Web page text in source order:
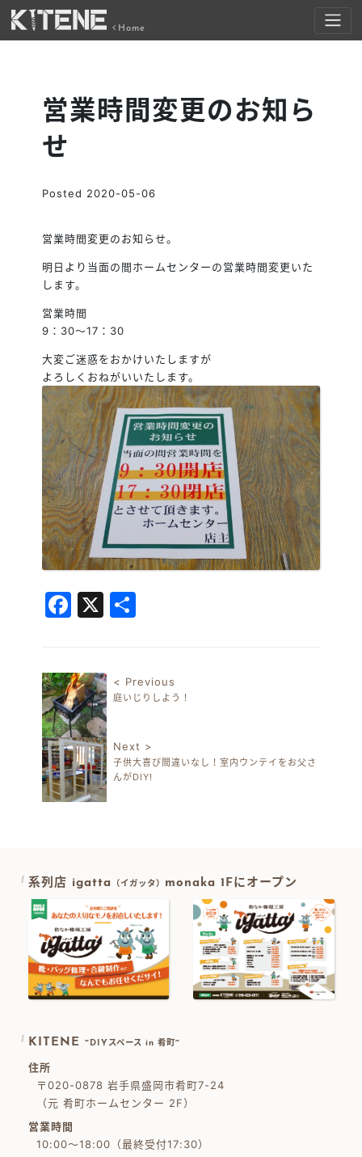
Home
営業時間変更のお知ら
せ
Posted 2020-05-06
営業時間変更のお知らせ。
明日より当面の間ホームセンターの営業時間変更いた
します。
営業時間
9：30～17：30
大変ご迷惑をおかけいたしますが
よろしくおねがいいたします。
Facebook
X
投稿ナビゲーション
< Previous
庭いじりしよう！
Next >
子供大喜び間違いなし！室内ウンテイをお父さ
んがDIY!
系列店 igatta （イガッタ） monaka 1Fにオープン
KITENE ~DIYスペース in 肴町~
住所
〒020-0878 岩手県盛岡市肴町7-24
（元 肴町ホームセンター 2F）
営業時間
10:00～18:00（最終受付17:30）